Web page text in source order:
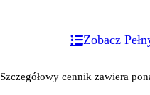
Zobacz
Szczegółowy cennik zawiera